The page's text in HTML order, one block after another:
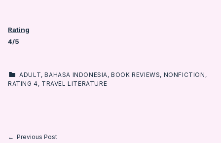
Rating
4/5
CATEGORIZED IN:
ADULT,BAHASA INDONESIA,BOOK REVIEWS, NONFICTION ,
RATING 4, TRAVEL LITERATURE
Skip back to main navigation
Post navigation
Previous Post